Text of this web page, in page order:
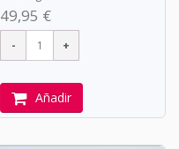
49,95 €
Añadir